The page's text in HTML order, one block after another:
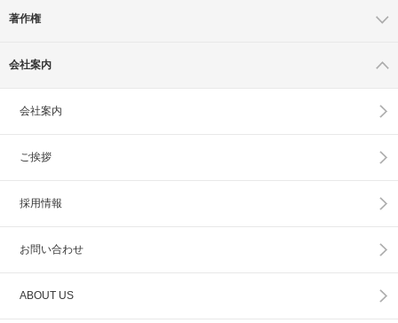
著作権
会社案内
会社案内
ご挨拶
採用情報
お問い合わせ
ABOUT US